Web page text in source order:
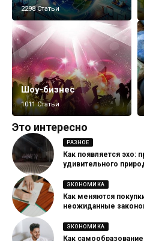
2298 Статьи
Шоу-бизнес
1011 Статьи
Это интересно
РАЗНОЕ
Как появляется эхо:
удивительного
ЭКОНОМИКА
Как меняются
неожиданные
ЭКОНОМИКА
Как